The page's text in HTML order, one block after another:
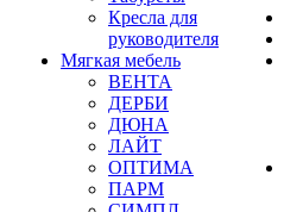
Кресла для
руководителя
Мягкая мебель
ВЕНТА
ДЕРБИ
ДЮНА
ЛАЙТ
ОПТИМА
ПАРМ